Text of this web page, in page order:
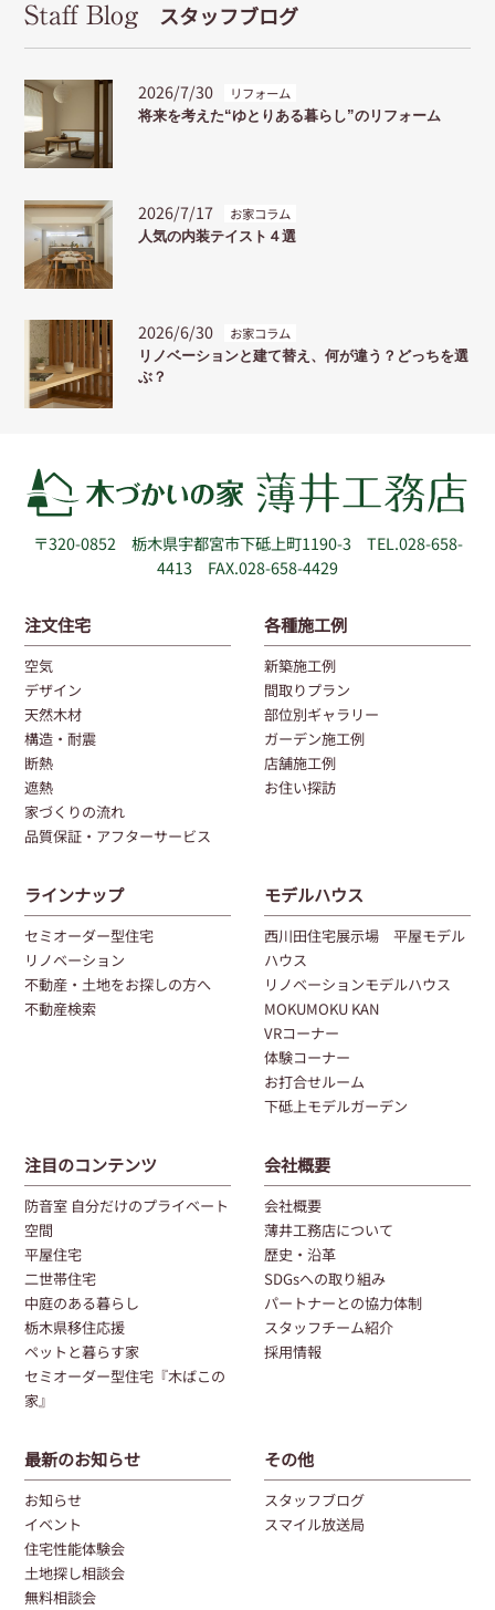
Staff Blog スタッフブログ
2026/7/30 リフォーム
将来を考えた“ゆとりある暮らし”のリフォーム
2026/7/17 お家コラム
人気の内装テイスト４選
2026/6/30 お家コラム
リノベーションと建て替え、何が違う？どっちを選
ぶ？
〒320-0852 栃木県宇都宮市下砥上町1190-3
TEL.028-658-
4413 FAX.028-658-4429
注文住宅
空気
デザイン
天然木材
構造・耐震
断熱
遮熱
家づくりの流れ
品質保証・アフターサービス
各種施工例
新築施工例
間取りプラン
部位別ギャラリー
ガーデン施工例
店舗施工例
お住い探訪
ラインナップ
セミオーダー型住宅
リノベーション
不動産・土地をお探しの方へ
不動産検索
モデルハウス
西川田住宅展示場 平屋モデル
ハウス
リノベーションモデルハウス
MOKUMOKU KAN
VRコーナー
体験コーナー
お打合せルーム
下砥上モデルガーデン
注目のコンテンツ
防音室 自分だけのプライベート
空間
平屋住宅
二世帯住宅
中庭のある暮らし
栃木県移住応援
ペットと暮らす家
セミオーダー型住宅『木ばこの
家』
会社概要
会社概要
薄井工務店について
歴史・沿革
SDGsへの取り組み
パートナーとの協力体制
スタッフチーム紹介
採用情報
最新のお知らせ
お知らせ
イベント
住宅性能体験会
土地探し相談会
無料相談会
その他
スタッフブログ
スマイル放送局